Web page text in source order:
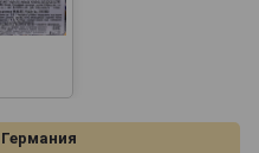
Германия